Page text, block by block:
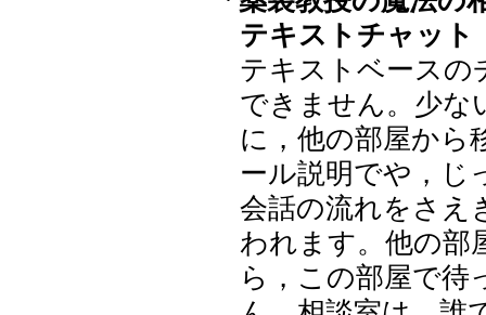
テキストチャット
テキストベースの
できません。少な
に，他の部屋から
ール説明でや，じ
会話の流れをさえ
われます。他の部
ら，この部屋で待